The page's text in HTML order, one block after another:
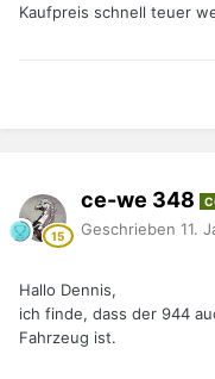
Kaufpreis schnell teuer
ce-we 348
Geschrieben 11.
Hallo Dennis,
ich finde, dass der 944
Fahrzeug ist.